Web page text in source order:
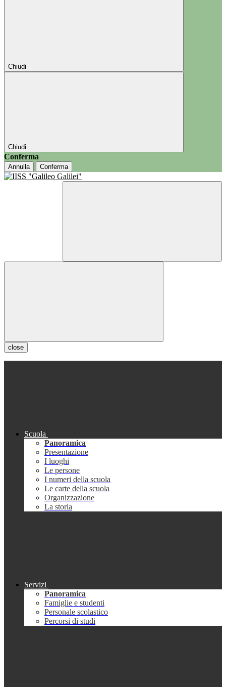
Chiudi
Chiudi
Conferma
Annulla Conferma
close
Scuola
Panoramica
Presentazione
I luoghi
Le persone
I numeri della scuola
Le carte della scuola
Organizzazione
La storia
Servizi
Panoramica
Famiglie e studenti
Personale scolastico
Percorsi di studi